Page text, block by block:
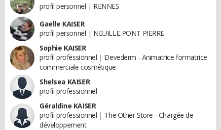
profil personnel | RENNES
Gaelle KAISER
profil personnel | NEUILLE PONT PIERRE
Sophie KAISER
profil professionnel | Devederm - Animatrice formatrice
commerciale cosmétique
Shelsea KAISER
profil professionnel
Géraldine KAISER
profil professionnel | The Other Store - Chargée de
développement